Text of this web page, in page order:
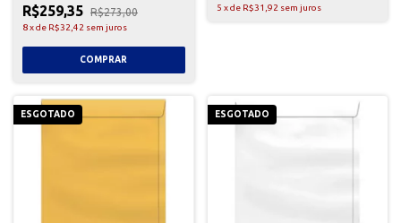
R$259,35 R$273,00
8xde R$32,42 sem juros
5 xde R$31,92 sem juros
ESGOTADO ESGOTADO